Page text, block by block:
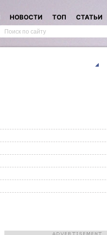
НОВОСТИ ТОП СТАТЬИ